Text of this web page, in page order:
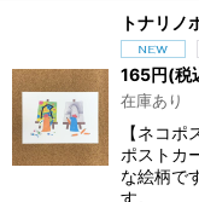
トナリノ
165円(税
在庫あり
【ネコ
ポストカ
な絵柄で